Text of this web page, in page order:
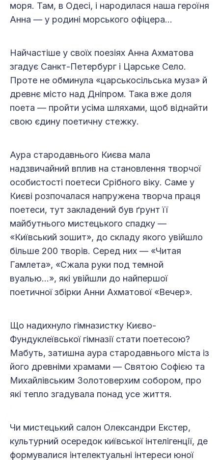
моря. Там, в Одесі, і народилася наша героїня
Анна — у родині морського офіцера…
Найчастіше у своїх поезіях Анна Ахматова
згадує Санкт-Петербург і Царське Село.
Проте не обминула «царськосільська муза» й
древнє місто над Дніпром. Така вже доля
поета — пройти усіма шляхами, щоб віднайти
свою єдину поетичну стежку.
Аура стародавнього Києва мала
надзвичайний вплив на становлення творчої
особистості поетеси Срібного віку. Саме у
Києві розпочалася напружена творча праця
поетеси, тут закладений був ґрунт її
майбутнього мистецького спадку —
«Київський зошит», до складу якого увійшло
більше 200 творів. Серед них — «Читая
Гамлета», «Сжала руки под темной
вуалью...», які увійшли до найпершої
поетичної збірки Анни Ахматової «Вечер».
Що надихнуло гімназистку Києво-
Фундуклеївської гімназії стати поетесою?
Мабуть, затишна аура стародавнього міста із
його древніми храмами — Святою Софією та
Михайлівським Золотоверхим собором, про
які тепло згадувала понад усе життя.
Чи мистецький салон Олександри Екстер,
культурний осередок київської інтелігенції, де
формувалися інтелектуальні інтереси юної